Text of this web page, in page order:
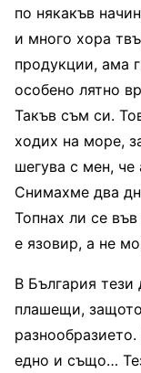
по някакъв
и много хора
продукции, ама
особено лятно
Такъв съм си.
ходих на море,
шегува с мен, че
Снимахме два
Топнах ли се
е язовир, а не
В България
плашещи,
едно и също…